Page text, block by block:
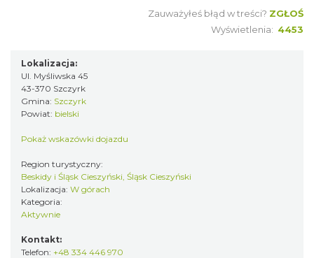
Zauważyłeś błąd w treści? ZGŁOŚ
Wyświetlenia: 4453
Lokalizacja:
Ul. Myśliwska 45
43-370 Szczyrk
Gmina: Szczyrk
Powiat: bielski
Pokaż wskazówki dojazdu
Region turystyczny:
Beskidy i Śląsk Cieszyński, Śląsk Cieszyński
Lokalizacja: W górach
Kategoria:
Aktywnie
Kontakt:
Telefon: +48 334 446 970